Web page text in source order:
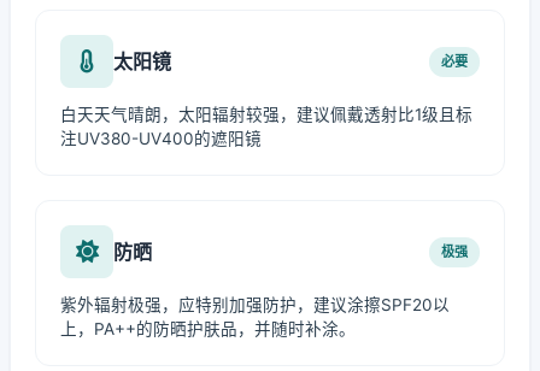
太阳镜 必要
白天天气晴朗，太阳辐射较强，建议佩戴透射比1级且标
注UV380-UV400的遮阳镜
防晒 极强
紫外辐射极强，应特别加强防护，建议涂擦SPF20以
上，PA++的防晒护肤品，并随时补涂。